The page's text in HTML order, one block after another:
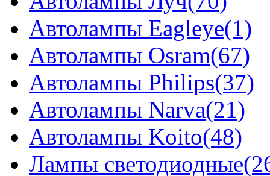
Автолампы Eagleye(1)
Автолампы Osram(67)
Автолампы Philips(37)
Автолампы Narva(21)
Автолампы Koito(48)
Лампы